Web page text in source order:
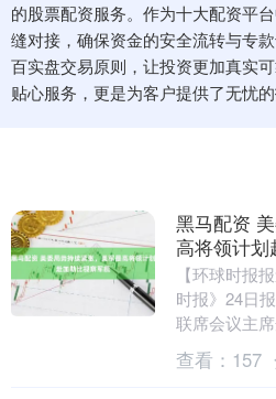
的股票配资服务。作为十大配资平
缝对接，确保资金的安全流转与专
百实盘交易原则，让投资更加真实
贴心服务，更是为客户提供了无忧的
黑马配资
高将领计
【环球时报
时报》24日
联席会议主
黎各，并视
海军军舰....
查看： 157